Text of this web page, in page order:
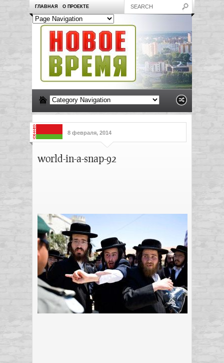
ГЛАВНАЯ О ПРОЕКТЕ
8 февраля, 2014
world-in-a-snap-92